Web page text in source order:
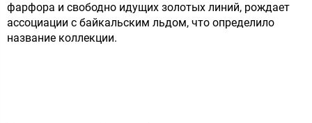
фарфора и свободно идущих золотых линий, рождает
ассоциации с байкальским льдом, что определило
название коллекции.